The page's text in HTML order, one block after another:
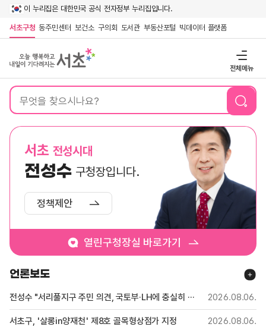
이 누리집은 대한민국 공식 전자정부 누리집입니다.
서초구청 동주민센터 보건소 구의회 도서관 부동산포털 빅데이터 플랫폼
전체메뉴
통
검
색
언론보도
전성수 "서리풀지구 주민 의견, 국토부·LH에 충실히 전달할 것"[인터뷰] 2026.08.06.
서초구, '살롱in양재천' 제8호 골목형상점가 지정 2026.08.06.
서초 전성시대
전성수 구청장입니다.
정책제안
열린구청장실 바로가기